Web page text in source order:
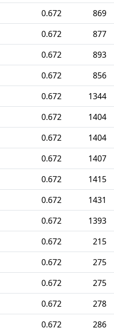
0.672 869
0.672 877
0.672 893
0.672 856
0.672 1344
0.672 1404
0.672 1404
0.672 1407
0.672 1415
0.672 1431
0.672 1393
0.672 215
0.672 275
0.672 275
0.672 278
0.672 286